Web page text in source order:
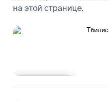
на этой странице.